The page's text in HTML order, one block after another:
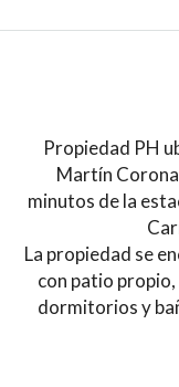
Propiedad PH
Martín
minutos de la
La propiedad se
con patio
dormitorios y